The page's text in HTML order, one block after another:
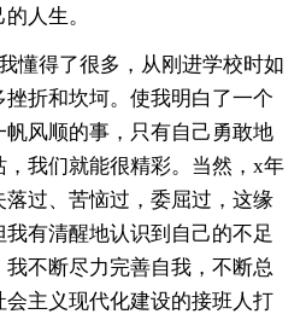
人生。
得了很多，从刚进学校时如
折和坎坷。使我明白了一个
风顺的事，只有自己勇敢地
我们就能很精彩。当然，x年
过、苦恼过，委屈过，这缘
有清醒地认识到自己的不足
不断尽力完善自我，不断总
主义现代化建设的接班人打